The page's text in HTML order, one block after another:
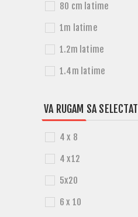
80 cm latime
1m latime
1.2m latime
1.4m latime
VA RUGAM SA SELECTATI
4 x 8
4 x12
5x20
6 x 10